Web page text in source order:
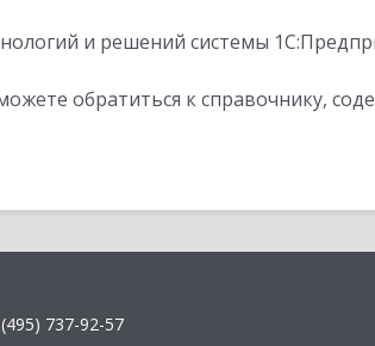
и решений системы
обратиться к справочнику,
737-92-57